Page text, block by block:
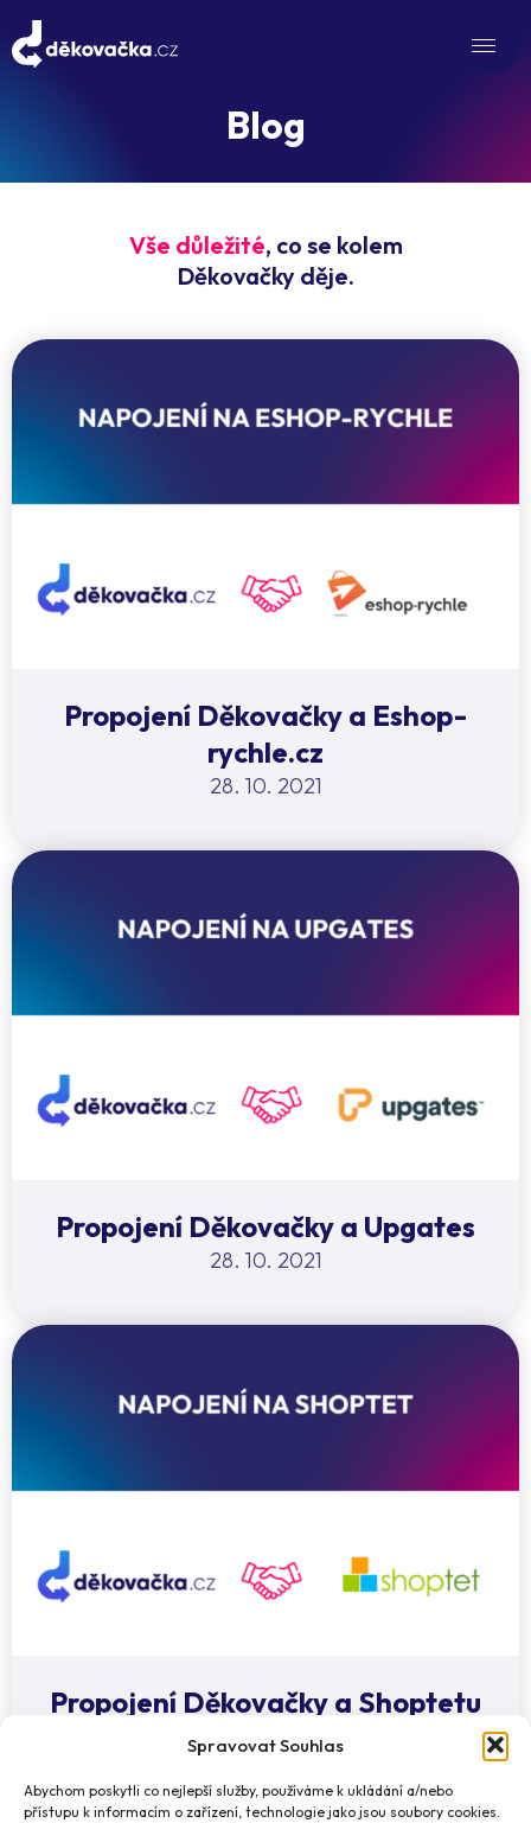
Spravovat Souhlas
Abychom poskytli co nejlepší služby, používáme k ukládání a/nebo
přístupu k informacím o zařízení, technologie jako jsou soubory cookies.
Blog
Vše důležité, co se kolem
Děkovačky děje.
Propojení Děkovačky a Eshop-
rychle.cz
28. 10. 2021
Propojení Děkovačky a Upgates
28. 10. 2021
Propojení Děkovačky a Shoptetu
17. 08. 2021